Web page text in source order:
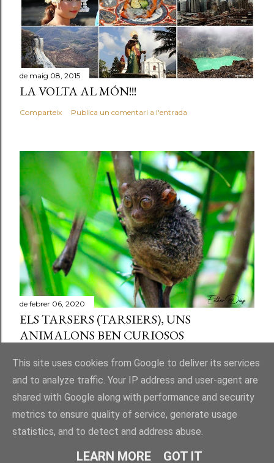
de maig 08, 2015
LA VOLTA AL MÓN!!!
Comparteix Publica un comentari a l'entrada
de febrer 06, 2020
ELS TARSERS (TARSIERS), UNS
ANIMALONS BEN CURIOSOS
Amb la tecnologia de Blogger
This site uses cookies from Google to deliver its services
and to analyze traffic. Your IP address and user-agent are
shared with Google along with performance and security
metrics to ensure quality of service, generate usage
statistics, and to detect and address abuse.
LEARN MORE GOT IT